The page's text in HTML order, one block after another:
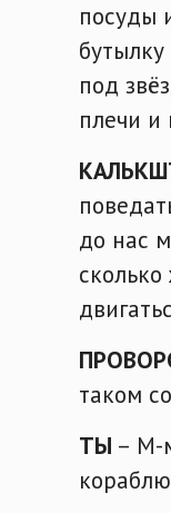
посуды
под
плечи
до нас
таком
ТЫ – М-